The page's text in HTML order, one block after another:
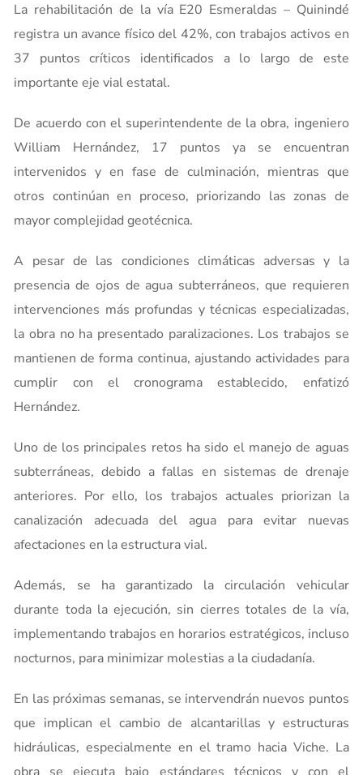
La rehabilitación de la vía E20 Esmeraldas – Quinindé
registra un avance físico del 42%, con trabajos activos en
37 puntos críticos identificados a lo largo de este
importante eje vial estatal.
De acuerdo con el superintendente de la obra, ingeniero
William Hernández, 17 puntos ya se encuentran
intervenidos y en fase de culminación, mientras que
otros continúan en proceso, priorizando las zonas de
mayor complejidad geotécnica.
A pesar de las condiciones climáticas adversas y la
presencia de ojos de agua subterráneos, que requieren
intervenciones más profundas y técnicas especializadas,
la obra no ha presentado paralizaciones. Los trabajos se
mantienen de forma continua, ajustando actividades para
cumplir con el cronograma establecido, enfatizó
Hernández.
Uno de los principales retos ha sido el manejo de aguas
subterráneas, debido a fallas en sistemas de drenaje
anteriores. Por ello, los trabajos actuales priorizan la
canalización adecuada del agua para evitar nuevas
afectaciones en la estructura vial.
Además, se ha garantizado la circulación vehicular
durante toda la ejecución, sin cierres totales de la vía,
implementando trabajos en horarios estratégicos, incluso
nocturnos, para minimizar molestias a la ciudadanía.
En las próximas semanas, se intervendrán nuevos puntos
que implican el cambio de alcantarillas y estructuras
hidráulicas, especialmente en el tramo hacia Viche. La